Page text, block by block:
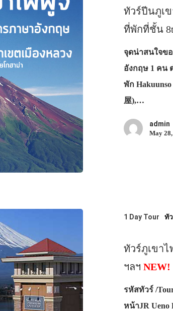
ทัวร์ปีนภูเ
ที่พักที่ชั้น
จุดน่าสนใจข
อังกฤษ 1 คน
พัก Hakuunso
屋),…
admin
May
1 Day Tour ทั
ทัวร์ภูเขา
ฯลฯNEW!
รหัสทัวร์ /
หน้าJR